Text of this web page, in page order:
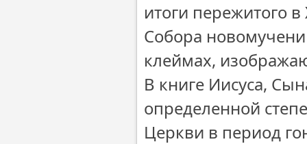
итоги пережитого
Собора
клеймах,
В книге Иисуса,
определенной
Церкви в период